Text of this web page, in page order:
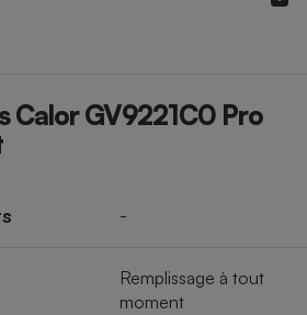
Calor GV9221C0 Pro
-
Remplissage à tout
moment